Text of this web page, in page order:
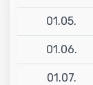
01.05.
01.06.
01.07.